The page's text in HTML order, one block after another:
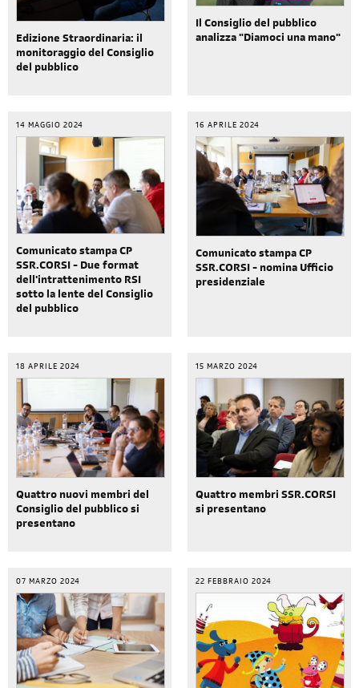
Edizione Straordinaria: il
monitoraggio del Consiglio
del pubblico
Il Consiglio del pubblico
analizza "Diamoci una mano"
14 MAGGIO 2024
Comunicato stampa CP
SSR.CORSI - Due format
dell'intrattenimento RSI
sotto la lente del Consiglio
del pubblico
16 APRILE 2024
Comunicato stampa CP
SSR.CORSI - nomina Ufficio
presidenziale
18 APRILE 2024
Quattro nuovi membri del
Consiglio del pubblico si
presentano
15 MARZO 2024
Quattro membri SSR.CORSI
si presentano
07 MARZO 2024 22 FEBBRAIO 2024